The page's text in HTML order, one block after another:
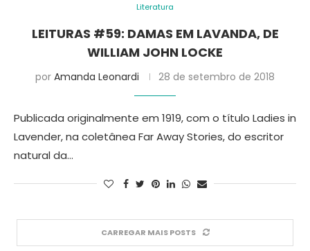
Literatura
LEITURAS #59: DAMAS EM LAVANDA, DE
WILLIAM JOHN LOCKE
por Amanda Leonardi 28 de setembro de 2018
Publicada originalmente em 1919, com o título Ladies in
Lavender, na coletânea Far Away Stories, do escritor
natural da…
CARREGAR MAIS POSTS